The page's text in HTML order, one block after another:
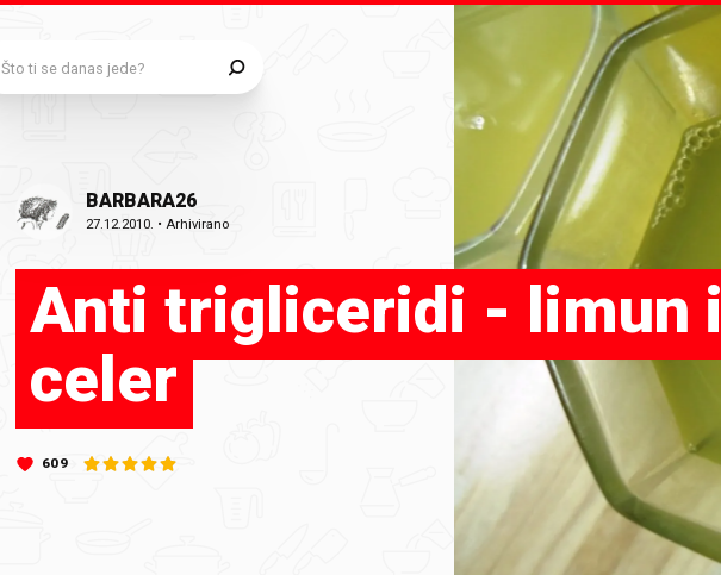
BARBARA26
27.12.2010. •Arhivirano
Anti trigliceridi - limun i
celer
609
Što ti se danas jede?